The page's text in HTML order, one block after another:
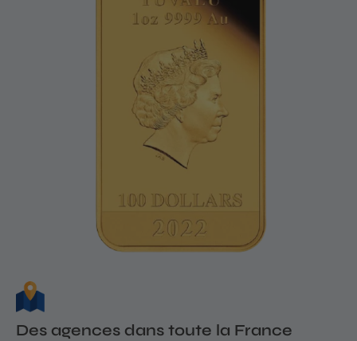
Des agences dans toute la France